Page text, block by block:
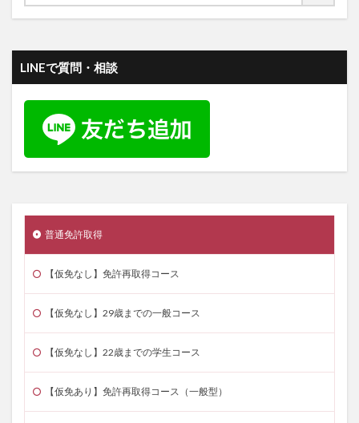
LINEで質問・相談
普通免許取得
【仮免なし】免許再取得コース
【仮免なし】29歳までの一般コース
【仮免なし】22歳までの学生コース
【仮免あり】免許再取得コース（一般型）